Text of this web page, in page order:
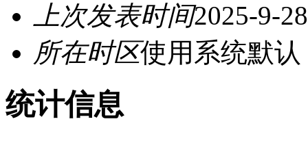
上次发表时间2025-9-
所在时区使用系统默认
统计信息